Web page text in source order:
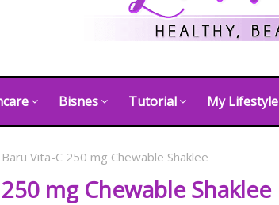
Bisnes Tutorial My Lifestyle
Vita-C 250 mg Chewable Shaklee
mg Chewable Shaklee